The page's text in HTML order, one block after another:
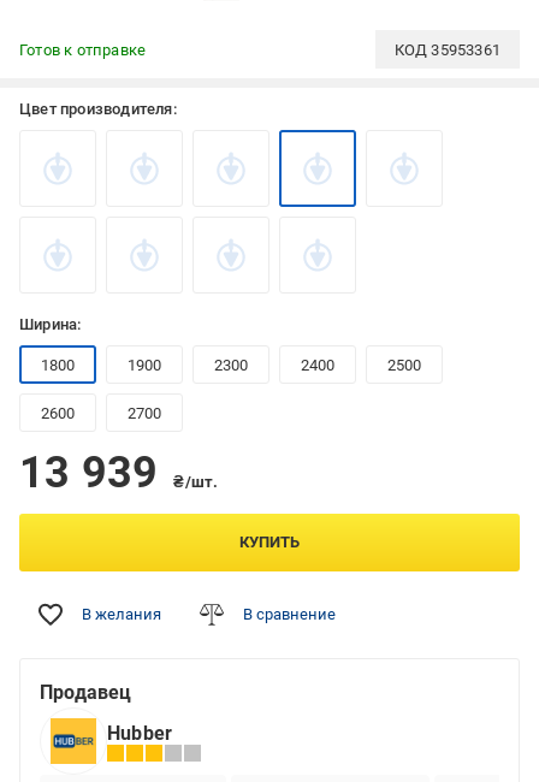
Готов к отправке КОД35953361
Цвет производителя:
Ширина:
1800 1900 2300 2400 2500
2600 2700
13 939 ₴/шт.
КУПИТЬ
В желания В сравнение
Продавец
Hubber